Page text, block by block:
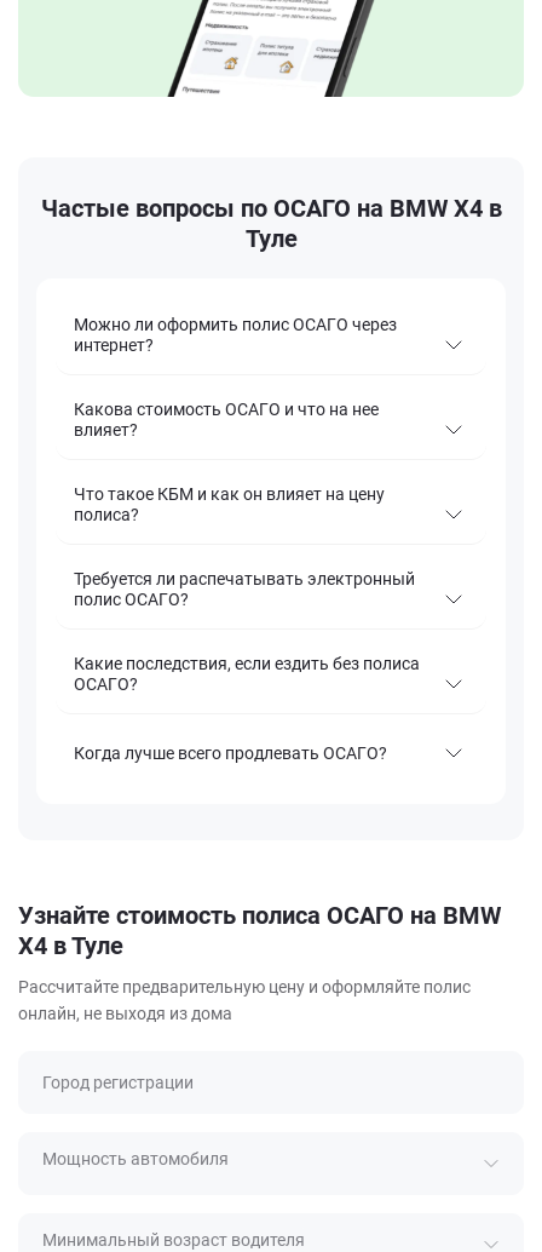
Частые вопросы по ОСАГО на BMW X4 в
Туле
Можно ли оформить полис ОСАГО через
интернет?
Какова стоимость ОСАГО и что на нее
влияет?
Что такое КБМ и как он влияет на цену
полиса?
Требуется ли распечатывать электронный
полис ОСАГО?
Какие последствия, если ездить без полиса
ОСАГО?
Когда лучше всего продлевать ОСАГО?
Узнайте стоимость полиса ОСАГО на BMW
X4 в Туле
Рассчитайте предварительную цену и оформляйте полис
онлайн, не выходя из дома
Город регистрации
Мощность автомобиля
Минимальный возраст водителя